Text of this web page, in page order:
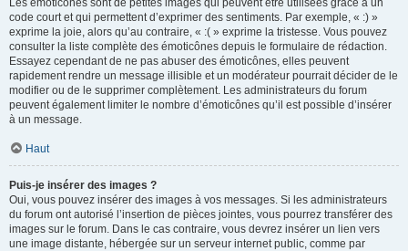
Les émoticônes sont de petites images qui peuvent être utilisées grâce à un
code court et qui permettent d’exprimer des sentiments. Par exemple, « :) »
exprime la joie, alors qu’au contraire, « :( » exprime la tristesse. Vous pouvez
consulter la liste complète des émoticônes depuis le formulaire de rédaction.
Essayez cependant de ne pas abuser des émoticônes, elles peuvent
rapidement rendre un message illisible et un modérateur pourrait décider de le
modifier ou de le supprimer complètement. Les administrateurs du forum
peuvent également limiter le nombre d’émoticônes qu’il est possible d’insérer
à un message.
Haut
Puis-je insérer des images ?
Oui, vous pouvez insérer des images à vos messages. Si les administrateurs
du forum ont autorisé l’insertion de pièces jointes, vous pourrez transférer des
images sur le forum. Dans le cas contraire, vous devrez insérer un lien vers
une image distante, hébergée sur un serveur internet public, comme par